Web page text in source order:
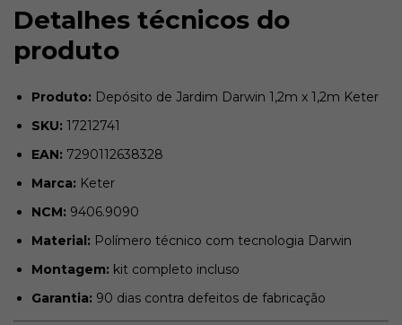
Detalhes técnicos do
produto
Produto: Depósito de Jardim Darwin 1,2m x 1,2m Keter
SKU: 17212741
EAN: 7290112638328
Marca: Keter
NCM: 9406.9090
Material: Polímero técnico com tecnologia Darwin
Montagem: kit completo incluso
Garantia: 90 dias contra defeitos de fabricação